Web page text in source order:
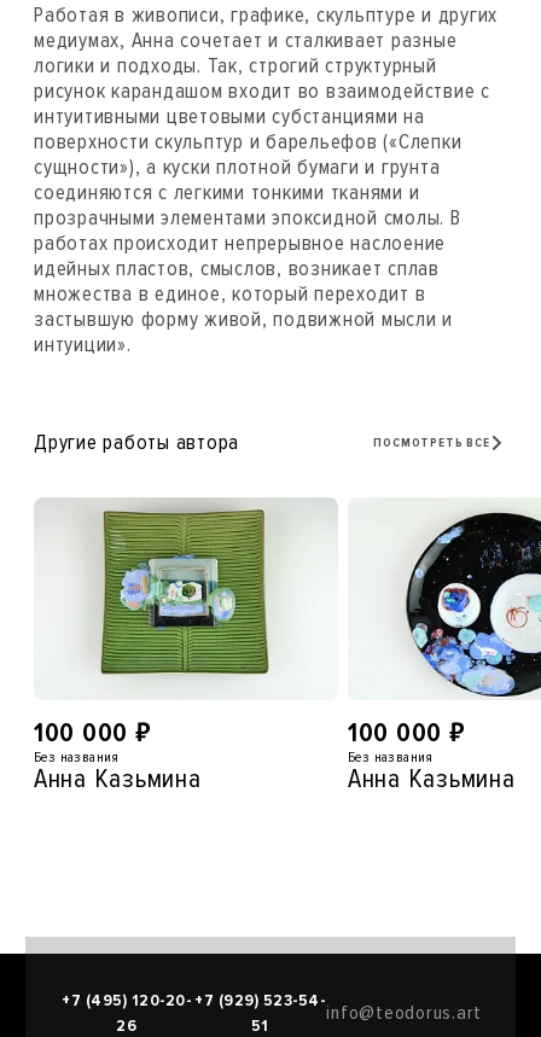
Работая в живописи, графике, скульптуре и других
медиумах, Анна сочетает и сталкивает разные
логики и подходы. Так, строгий структурный
рисунок карандашом входит во взаимодействие с
интуитивными цветовыми субстанциями на
поверхности скульптур и барельефов («Слепки
сущности»), а куски плотной бумаги и грунта
соединяются с легкими тонкими тканями и
прозрачными элементами эпоксидной смолы. В
работах происходит непрерывное наслоение
идейных пластов, смыслов, возникает сплав
множества в единое, который переходит в
застывшую форму живой, подвижной мысли и
интуиции».
Другие работы автора ПОСМОТРЕТЬ ВСЕ
100 000 ₽
Без названия
Анна Казьмина
100 000 ₽
Без названия
Анна Казьмина
+7 (495) 120-20-
26
+7 (929) 523-54-
51
info@teodorus.art